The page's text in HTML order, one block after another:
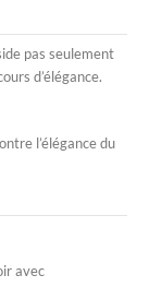
pas seulement
d’élégance.
l’élégance du
avec